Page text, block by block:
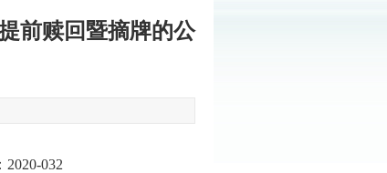
前赎回暨摘牌的公
2020-032